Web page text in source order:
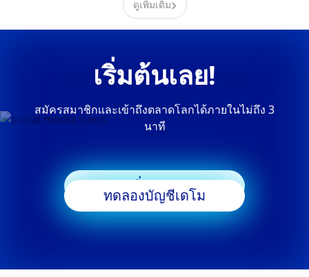
ดูเพิ่มเติม›
เริ่มต้นเลย!
สมัครสมาชิกและเข้าถึงตลาดโลกได้ภายในไม่ถึง 3
นาที
เริ่มเทรด
ทดลองบัญชีเดโม